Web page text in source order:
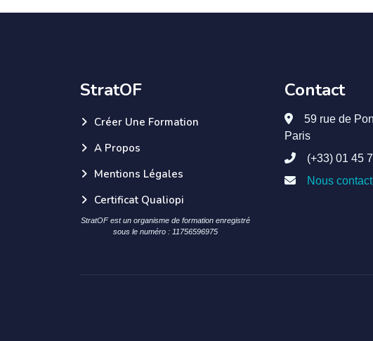
StratOF
Créer Une Formation
A Propos
Mentions Légales
Certificat Qualiopi
StratOF est un organisme de formation enregistré
sous le numéro : 11756596975
Contact
59 rue de
Paris
(+33) 01 45
Nous